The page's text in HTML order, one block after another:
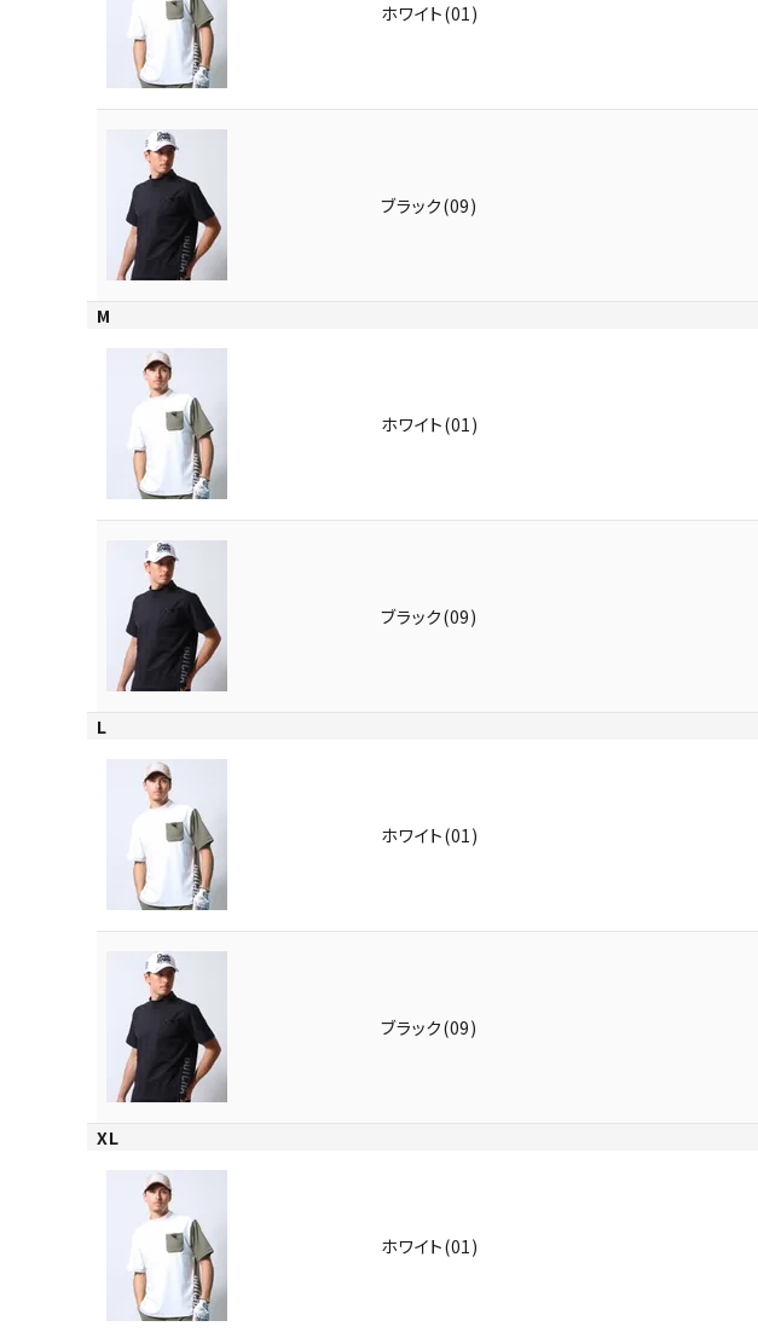
ホワイト(01)
ブラック(09)
M
ホワイト(01)
ブラック(09)
L
ホワイト(01)
ブラック(09)
XL
ホワイト(01)